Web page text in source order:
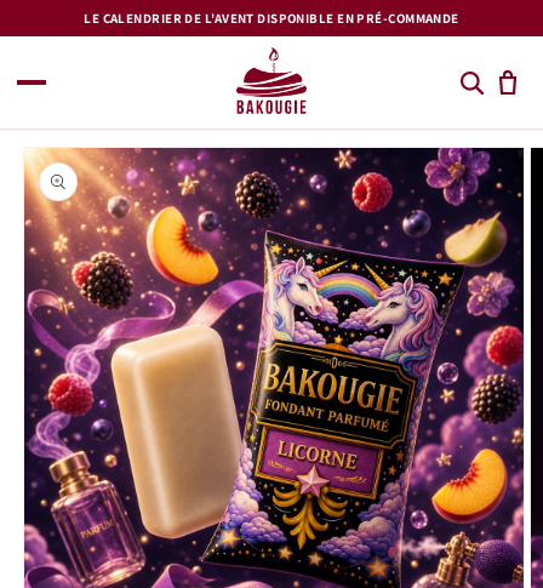
passerLE CALENDRIER DE L'AVENT DISPONIBLE EN PRÉ-COMMANDE
Passer aux
informations
produits